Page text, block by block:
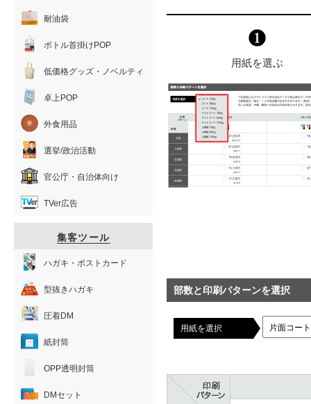
用紙を選ぶ
部数と印刷パターンを選択
用紙を選択
耐油袋
ボトル首掛けPOP
低価格グッズ・ノベルティ
卓上POP
外食用品
選挙/政治活動
官公庁・自治体向け
TVer広告
集客ツール
ハガキ・ポストカード
型抜きハガキ
圧着DM
紙封筒
OPP透明封筒
DMセット